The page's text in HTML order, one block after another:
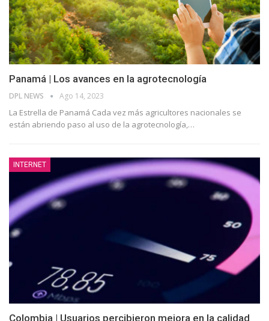
Panamá | Los avances en la agrotecnología
DPL NEWS Ago 14, 2023
La Estrella de Panamá Cada vez más agricultores nacionales se
están abriendo paso al uso de la agrotecnología,…
INTERNET
Colombia | Usuarios percibieron mejora en la calidad